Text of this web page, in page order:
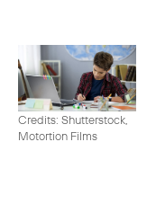
Credits: Shutterstock,
Motortion Films